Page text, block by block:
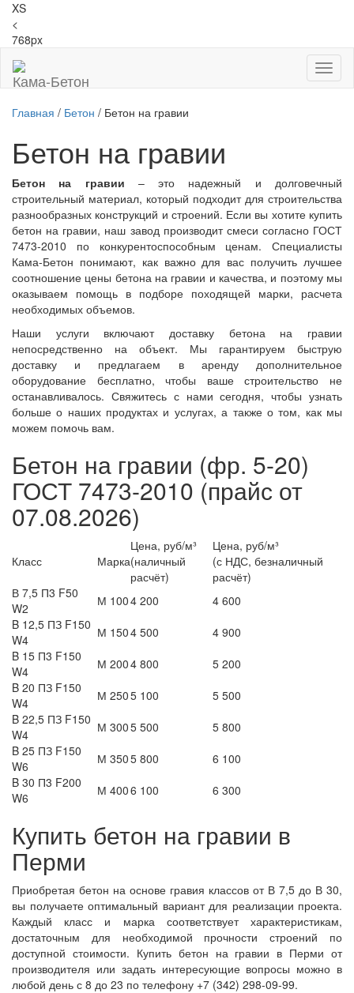
XS
<
768px
Кама-Бетон
Главная / Бетон / Бетон на гравии
Бетон на гравии
Бетон на гравии – это надежный и долговечный
строительный материал, который подходит для строительства
разнообразных конструкций и строений. Если вы хотите купить
бетон на гравии, наш завод производит смеси согласно ГОСТ
7473-2010 по конкурентоспособным ценам. Специалисты
Кама-Бетон понимают, как важно для вас получить лучшее
соотношение цены бетона на гравии и качества, и поэтому мы
оказываем помощь в подборе походящей марки, расчета
необходимых объемов.
Наши услуги включают доставку бетона на гравии
непосредственно на объект. Мы гарантируем быструю
доставку и предлагаем в аренду дополнительное
оборудование бесплатно, чтобы ваше строительство не
останавливалось. Свяжитесь с нами сегодня, чтобы узнать
больше о наших продуктах и услугах, а также о том, как мы
можем помочь вам.
Бетон на гравии (фр. 5-20)
ГОСТ 7473-2010 (прайс от
07.08.2026)
Класс Марка
Цена, руб/м³
(наличный
расчёт)
Цена, руб/м³
(с НДС, безналичный
расчёт)
В 7,5 П3 F50
W2
М 1004 200
4 600
B 12,5 ПЗ F150
W4
М 1504 500
4 900
B 15 П3 F150
W4
М 2004 800
5 200
B 20 ПЗ F150
W4
М 2505 100
5 500
B 22,5 ПЗ F150
W4
М 3005 500
5 800
B 25 ПЗ F150
W6
М 3505 800
6 100
B 30 П3 F200
W6
М 4006 100 6 300
Купить бетон на гравии в
Перми
Приобретая бетон на основе гравия классов от В 7,5 до В 30,
вы получаете оптимальный вариант для реализации проекта.
Каждый класс и марка соответствует характеристикам,
достаточным для необходимой прочности строений по
доступной стоимости. Купить бетон на гравии в Перми от
производителя или задать интересующие вопросы можно в
любой день с 8 до 23 по телефону +7 (342) 298-09-99.